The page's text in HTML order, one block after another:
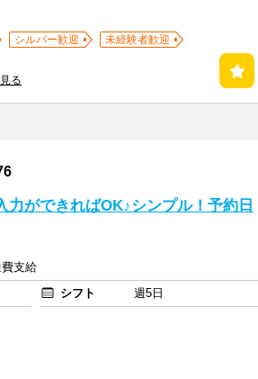
シルバー歓迎
未経験者歓迎
る
力ができればOK♪シンプル！予約日
支給
シフト
週5日